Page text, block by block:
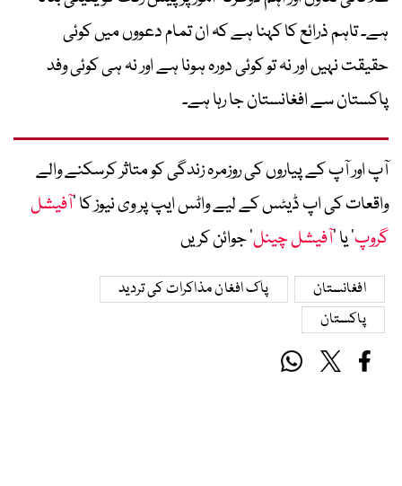
ہے۔ تاہم ذرائع کا کہنا ہے کہ ان تمام دعووں میں کوئی
حقیقت نہیں اور نہ تو کوئی دورہ ہونا ہے اور نہ ہی کوئی وفد
پاکستان سے افغانستان جا رہا ہے۔
آپ اور آپ کے پیاروں کی روزمرہ زندگی کو متاثر کرسکنے والے
واقعات کی اپ ڈیٹس کے لیے واٹس ایپ پر وی نیوز کا ’آفیشل
گروپ‘ یا ’آفیشل چینل‘ جوائن کریں
افغانستان
پاک افغان مذاکرات کی تردید
پاکستان